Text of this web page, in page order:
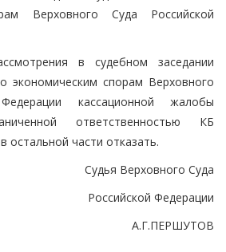
Верховного Суда Российской
в судебном заседании
экономическим спорам Верховного
кассационной жалобы
ответственностью КБ
части отказать.
Судья Верховного Суда
Российской Федерации
А.Г.ПЕРШУТОВ